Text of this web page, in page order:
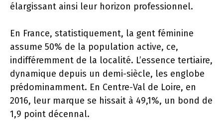
élargissant ainsi leur horizon professionnel.
En France, statistiquement, la gent féminine
assume 50% de la population active, ce,
indifféremment de la localité. L’essence tertiaire,
dynamique depuis un demi-siècle, les englobe
prédominamment. En Centre-Val de Loire, en
2016, leur marque se hissait à 49,1%, un bond de
1,9 point décennal.